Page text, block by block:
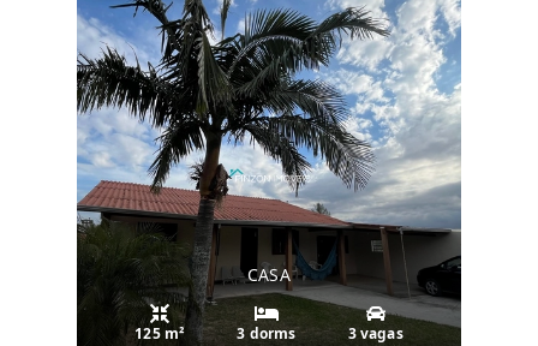
CASA
125 m² 3 dorms 3 vagas